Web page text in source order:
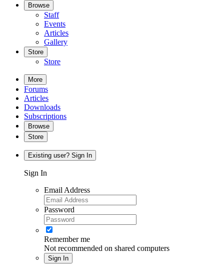
Browse
Staff
Events
Articles
Gallery
Store
Store
More
Forums
Articles
Downloads
Subscriptions
Browse
Store
Existing user? Sign In
Sign In
Email Address
Password
Remember me
Not recommended on shared computers
Sign In